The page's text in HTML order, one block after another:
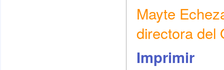
Mayte
directora del
Imprimir